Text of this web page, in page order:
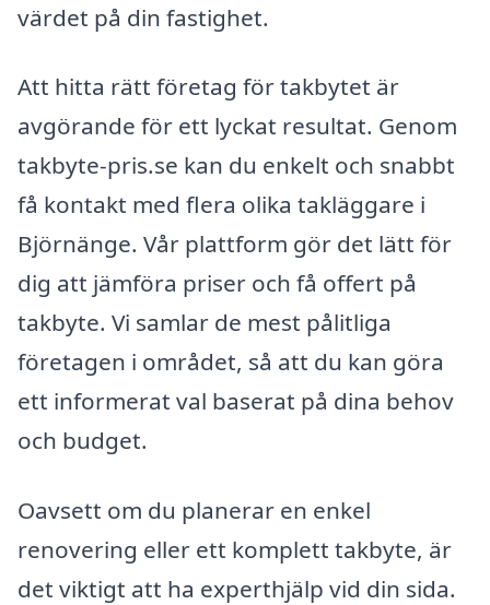
värdet på din fastighet.
Att hitta rätt företag för takbytet är
avgörande för ett lyckat resultat. Genom
takbyte-pris.se kan du enkelt och snabbt
få kontakt med flera olika takläggare i
Björnänge. Vår plattform gör det lätt för
dig att jämföra priser och få offert på
takbyte. Vi samlar de mest pålitliga
företagen i området, så att du kan göra
ett informerat val baserat på dina behov
och budget.
Oavsett om du planerar en enkel
renovering eller ett komplett takbyte, är
det viktigt att ha experthjälp vid din sida.